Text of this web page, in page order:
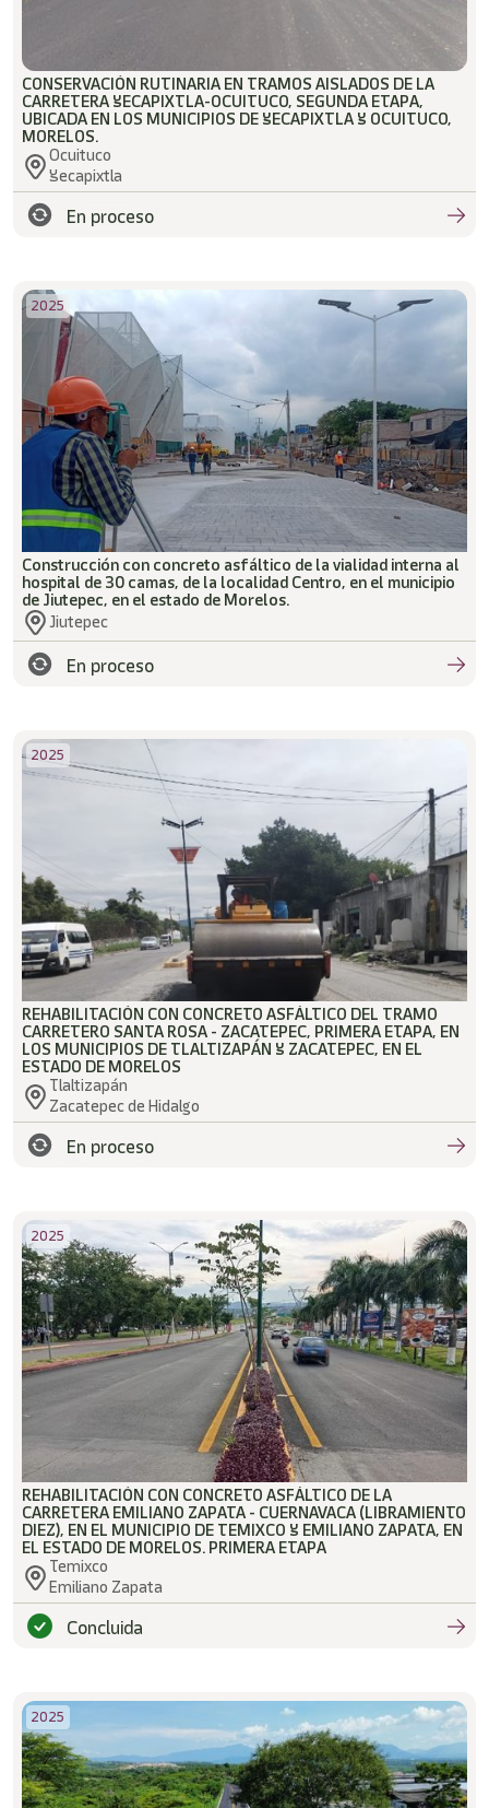
CONSERVACIÓN RUTINARIA EN TRAMOS AISLADOS DE LA
CARRETERA YECAPIXTLA-OCUITUCO, SEGUNDA ETAPA,
UBICADA EN LOS MUNICIPIOS DE YECAPIXTLA Y OCUITUCO,
MORELOS.
Ocuituco
Yecapixtla
En proceso
2025
Construcción con concreto asfáltico de la vialidad interna al
hospital de 30 camas, de la localidad Centro, en el municipio
de Jiutepec, en el estado de Morelos.
Jiutepec
En proceso
2025
REHABILITACIÓN CON CONCRETO ASFÁLTICO DEL TRAMO
CARRETERO SANTA ROSA - ZACATEPEC, PRIMERA ETAPA, EN
LOS MUNICIPIOS DE TLALTIZAPÁN Y ZACATEPEC, EN EL
ESTADO DE MORELOS
Tlaltizapán
Zacatepec de Hidalgo
En proceso
2025
REHABILITACIÓN CON CONCRETO ASFÁLTICO DE LA
CARRETERA EMILIANO ZAPATA - CUERNAVACA (LIBRAMIENTO
DIEZ), EN EL MUNICIPIO DE TEMIXCO Y EMILIANO ZAPATA, EN
EL ESTADO DE MORELOS. PRIMERA ETAPA
Temixco
Emiliano Zapata
Concluida
2025